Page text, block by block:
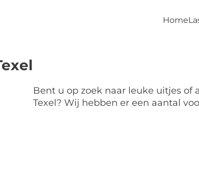
Home
Bent u op zoek naar leuke uitjes
Texel? Wij hebben er een aantal